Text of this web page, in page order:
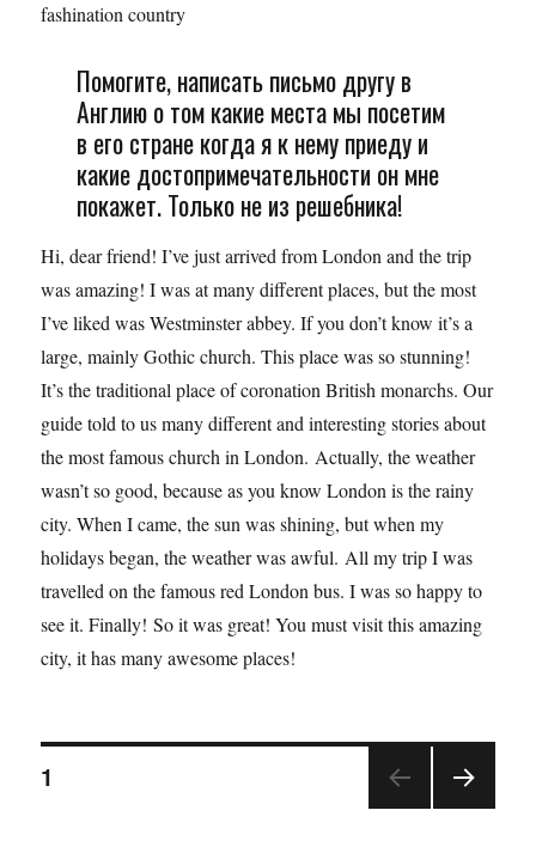
fashination country
Помогите, написать письмо другу в
Англию о том какие места мы посетим
в его стране когда я к нему приеду и
какие достопримечательности он мне
покажет. Только не из решебника!
Hi, dear friend! I’ve just arrived from London and the trip
was amazing! I was at many different places, but the most
I’ve liked was Westminster abbey. If you don’t know it’s a
large, mainly Gothic church. This place was so stunning!
It’s the traditional place of coronation British monarchs. Our
guide told to us many different and interesting stories about
the most famous church in London. Actually, the weather
wasn’t so good, because as you know London is the rainy
city. When I came, the sun was shining, but when my
holidays began, the weather was awful. All my trip I was
travelled on the famous red London bus. I was so happy to
see it. Finally! So it was great! You must visit this amazing
city, it has many awesome places!
1